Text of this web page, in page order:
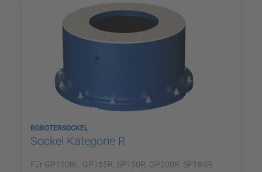
ROBOTERSOCKEL
Sockel Kategorie R
Für GP120RL, GP165R, SP150R, GP200R, SP185R,